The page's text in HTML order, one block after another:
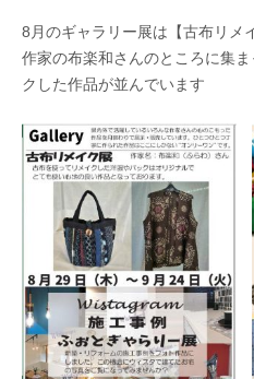
8月のギャラリー展は【古布リメ
作家の布楽和さんのところに集
クした作品が並んでいます